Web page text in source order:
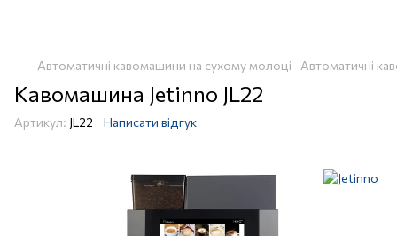
Автоматичні кавомашини на сухому молоці Автоматичні
Кавомашина Jetinno JL22
Артикул: JL22 Написати відгук